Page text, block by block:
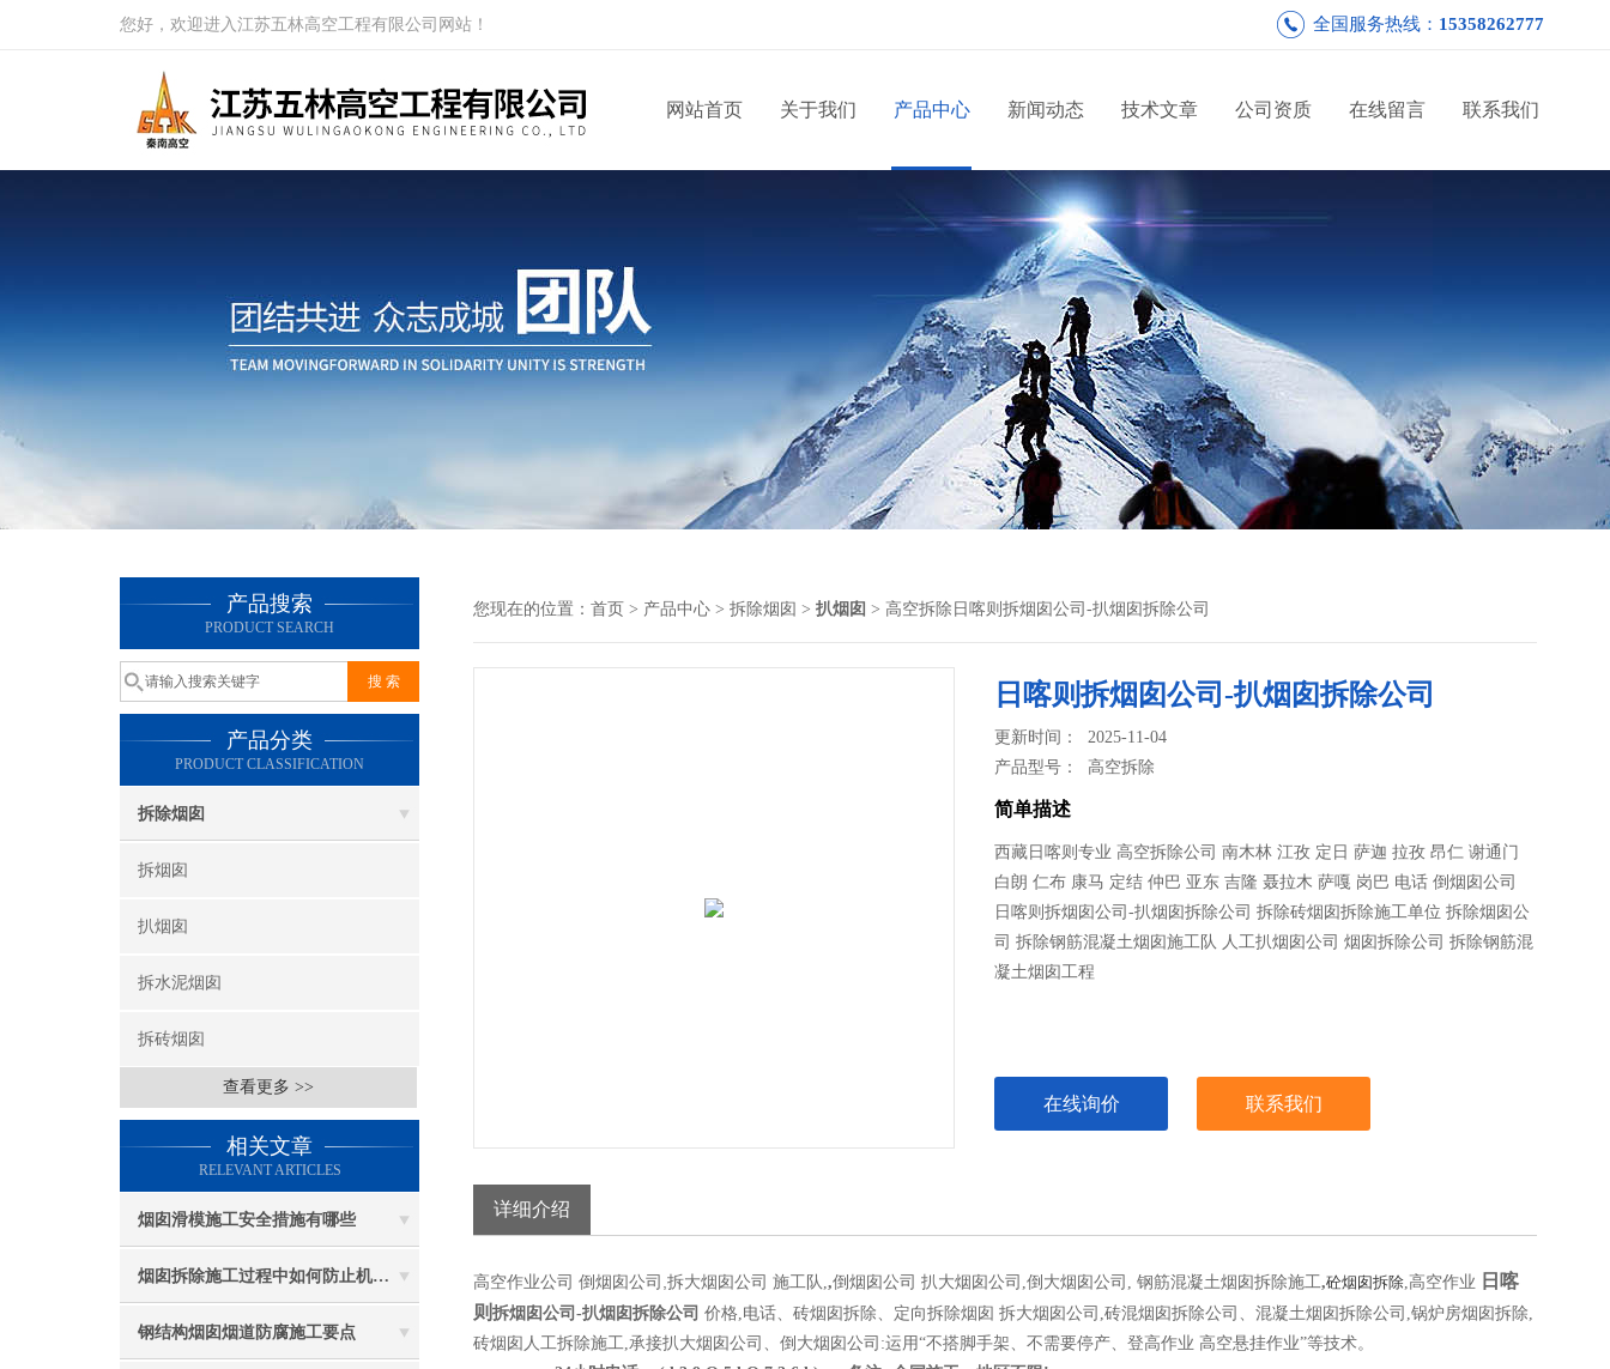
您好，欢迎进入江苏五林高空工程有限公司网站！ 全国服务热线： 15358262777
网站首页 关于我们 产品中心 新闻动态 技术文章 公司资质 在线留言 联系我们
产品搜索
PRODUCT SEARCH
产品分类
PRODUCT CLASSIFICATION
拆除烟囱
拆烟囱
扒烟囱
拆水泥烟囱
拆砖烟囱
查看更多 >>
相关文章
RELEVANT ARTICLES
烟囱滑模施工安全措施有哪些
烟囱拆除施工过程中如何防止机械伤害
钢结构烟囱烟道防腐施工要点
您现在的位置： 首页 > 产品中心 > 拆除烟囱 > 扒烟囱 > 高空拆除日喀则拆烟囱公司-扒烟囱拆除公司
日喀则拆烟囱公司-扒烟囱拆除公司
更新时间： 2025-11-04
产品型号： 高空拆除
简单描述
西藏日喀则专业 高空拆除公司 南木林 江孜 定日 萨迦 拉孜 昂仁 谢通门
白朗 仁布 康马 定结 仲巴 亚东 吉隆 聂拉木 萨嘎 岗巴 电话 倒烟囱公司
日喀则拆烟囱公司-扒烟囱拆除公司 拆除砖烟囱拆除施工单位 拆除烟囱公
司 拆除钢筋混凝土烟囱施工队 人工扒烟囱公司 烟囱拆除公司 拆除钢筋混
凝土烟囱工程
在线询价 联系我们
详细介绍
高空作业公司 倒烟囱公司,拆大烟囱公司 施工队 ,,倒烟囱公司 扒大烟囱公司,倒大烟囱公司, 钢筋混凝土烟囱拆除施工,砼烟囱拆除,高空作业 日喀
则 拆烟囱公司-扒烟囱拆除公司 价格,电话、砖烟囱拆除、定向拆除烟囱 拆大烟囱公司,砖混烟囱拆除公司、混凝土烟囱拆除公司,锅炉房烟囱拆除,
砖烟囱人工拆除施工,承接扒大烟囱公司、倒大烟囱公司:运用“不搭脚手架、不需要停产、登高作业 高空悬挂作业”等技术。